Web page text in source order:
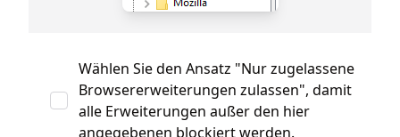
Wählen Sie den Ansatz "Nur zugelassene
Browsererweiterungen zulassen", damit
alle Erweiterungen außer den hier
angegebenen blockiert werden.